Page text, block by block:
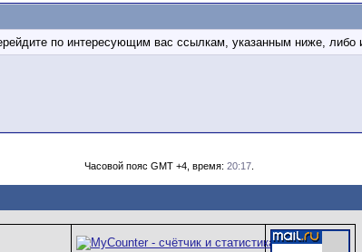
по интересующим вас ссылкам, указанным ниже,
Часовой пояс GMT +4, время: 20:17.